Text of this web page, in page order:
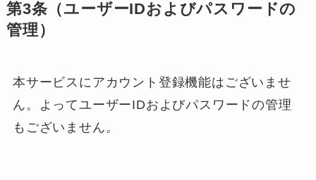
第3条（ユーザーIDおよびパスワードの
管理）
本サービスにアカウント登録機能はございませ
ん。よってユーザーIDおよびパスワードの管理
もございません。